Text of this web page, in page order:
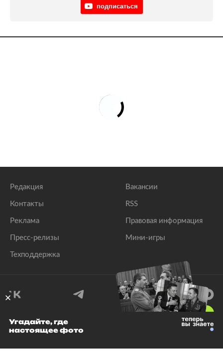
подписаться
Редакция
Контакты
Реклама
Пресс-релизы
Техподдержка
Вакансии
RSS
Правовая информация
Мини-игры
© 1999–2026 Все права защищены.
Угадайте, где
настоящее фото